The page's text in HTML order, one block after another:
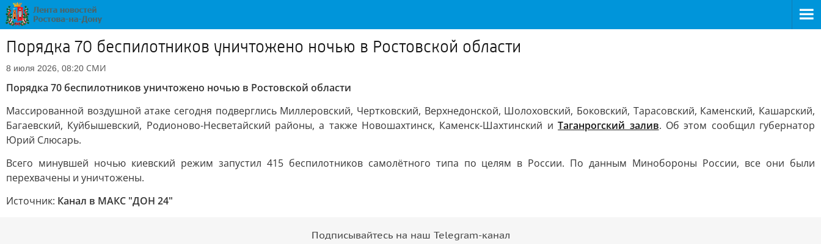
Порядка 70 беспилотников уничтожено ночью в Ростовской области
8 июля 2026, 08:20 СМИ
Порядка 70 беспилотников уничтожено ночью в Ростовской области
Массированной воздушной атаке сегодня подверглись Миллеровский, Чертковский, Верхнедонской, Шолоховский, Боковский, Тарасовский, Каменский, Кашарский,
Багаевский, Куйбышевский, Родионово-Несветайский районы, а также Новошахтинск, Каменск-Шахтинский иТаганрогский залив. Об этом сообщил губернатор
Юрий Слюсарь.
Всего минувшей ночью киевский режим запустил 415 беспилотников самолётного типа по целям в России. По данным Минобороны России, все они были
перехвачены и уничтожены.
Источник: Канал в МАКС "ДОН 24"
Подписывайтесь на наш Telegram-канал